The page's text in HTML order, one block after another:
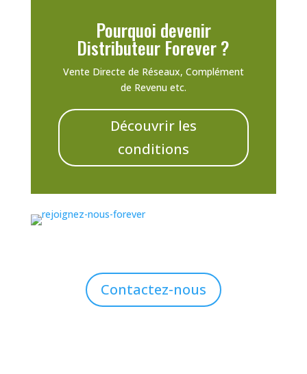
Pourquoi devenir
Distributeur Forever ?
Vente Directe de Réseaux, Complément
de Revenu etc.
Découvrir les
conditions
Contactez-nous